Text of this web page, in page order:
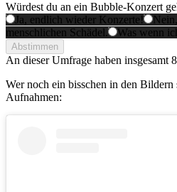
Würdest du an ein Bubble-Konzert
Ja, endlich wieder Konzerte!
menschlichen Schädel.
Was wenn
Abstimmen
An dieser Umfrage haben insgesamt
Wer noch ein bisschen in den
Aufnahmen: